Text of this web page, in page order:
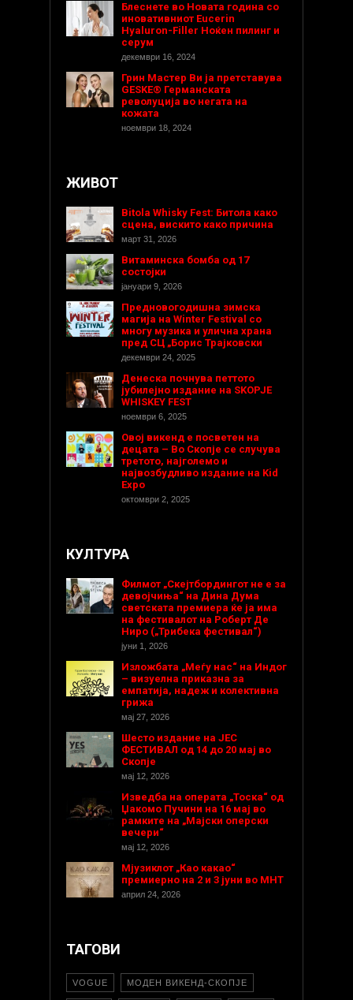
Блеснете во Новата година со
иновативниот Eucerin
Hyaluron-Filler Ноќен пилинг и
серум
декември 16, 2024
Грин Мастер Ви ја претставува
GESKE® Германската
револуција во негата на
кожата
ноември 18, 2024
ЖИВОТ
Bitola Whisky Fest: Битола како
сцена, вискито како причина
март 31, 2026
Витаминска бомба од 17
состојки
јануари 9, 2026
Предновогодишнa зимска
магија на Winter Festival со
многу музика и улична храна
пред СЦ „Борис Трајковски
декември 24, 2025
Денеска почнува петтото
јубилејно издание на SKOPJE
WHISKEY FEST
ноември 6, 2025
Овој викенд е посветен на
децата – Во Скопје се случува
третото, најголемо и
највозбудливо издание на Kid
Expo
октомври 2, 2025
КУЛТУРА
Филмот „Скејтбордингот не е за
девојчиња“ на Дина Дума
светската премиера ќе ја има
на фестивалот на Роберт Де
Ниро („Трибека фестивал“)
јуни 1, 2026
Изложбата „Меѓу нас“ на Индог
– визуелна приказна за
емпатија, надеж и колективна
грижа
мај 27, 2026
Шесто издание на ЈЕС
ФЕСТИВАЛ од 14 до 20 мај во
Скопје
мај 12, 2026
Изведба на операта „Тоска“ од
Џакомо Пучини на 16 мај во
рамките на „Мајски оперски
вечери“
мај 12, 2026
Мјузиклот „Као какао“
премиерно на 2 и 3 јуни во МНТ
април 24, 2026
ТАГОВИ
VOGUE МОДЕН ВИКЕНД-СКОПЈЕ